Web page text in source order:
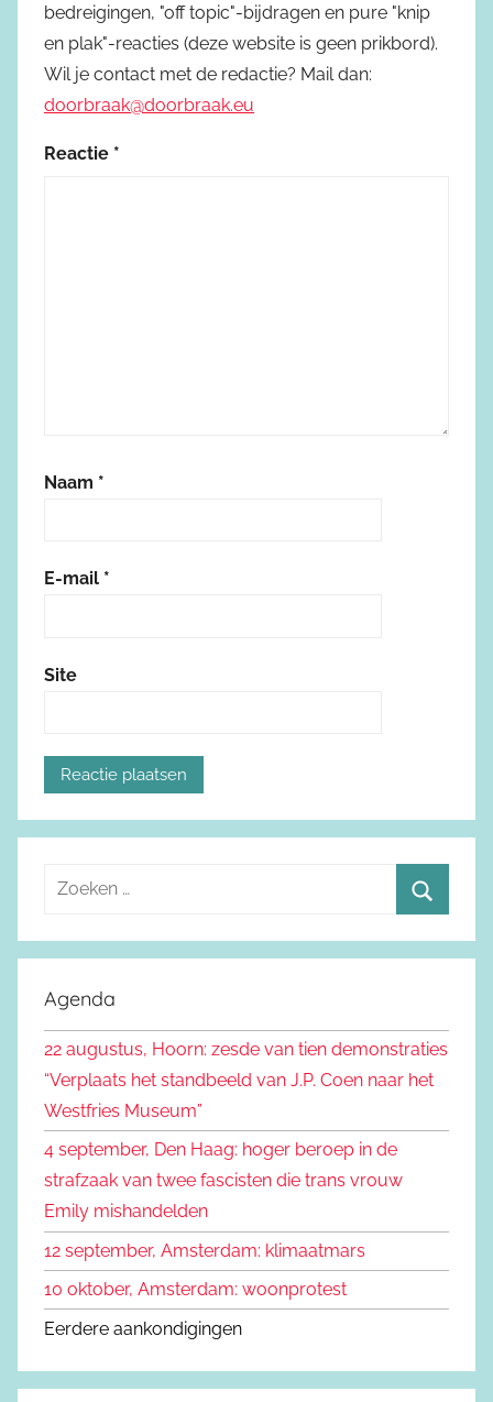
bedreigingen, "off topic"-bijdragen en pure "knip
en plak"-reacties (deze website is geen prikbord).
Wil je contact met de redactie? Mail dan:
doorbraak@doorbraak.eu
Reactie *
Naam *
E-mail *
Site
e
e
n
a
r
:
o
e
n
Agenda
22 augustus, Hoorn: zesde van tien demonstraties
“Verplaats het standbeeld van J.P. Coen naar het
Westfries Museum”
4 september, Den Haag: hoger beroep in de
strafzaak van twee fascisten die trans vrouw
Emily mishandelden
12 september, Amsterdam: klimaatmars
10 oktober, Amsterdam: woonprotest
Eerdere aankondigingen